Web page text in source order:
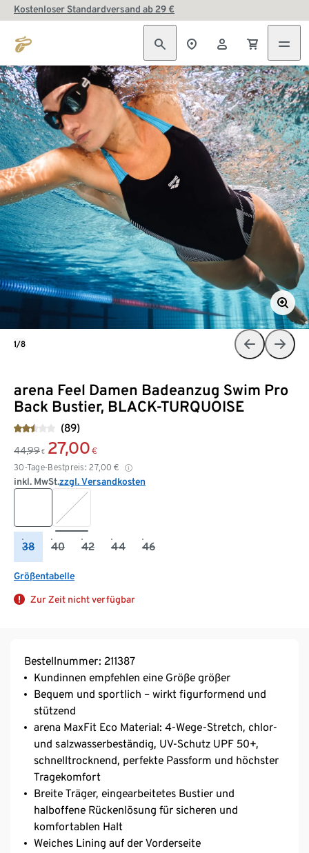
Kostenloser Standardversand ab 29 €
arena Feel Damen Badeanzug Swim Pro
Back Bustier, BLACK-TURQUOISE
(89)
44,99 € 27,00 €
30-Tage-Bestpreis: 27,00 €
inkl. MwSt.zzgl. Versandkosten
38 40 42 44 46
Größentabelle
Zur Zeit nicht verfügbar
1/8
Bestellnummer: 211387
Kundinnen empfehlen eine Größe größer
Bequem und sportlich – wirkt figurformend und
stützend
arena MaxFit Eco Material: 4-Wege-Stretch, chlor-
und salzwasserbeständig, UV-Schutz UPF 50+,
schnelltrocknend, perfekte Passform und höchster
Tragekomfort
Breite Träger, eingearbeitetes Bustier und
halboffene Rückenlösung für sicheren und
komfortablen Halt
Weiches Lining auf der Vorderseite